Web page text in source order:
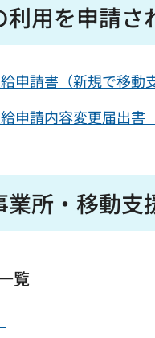
用を申請さ
申請書（新規で移動
申請内容変更届出
所・移動支
覧